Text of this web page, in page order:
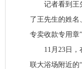
记者看到王先
了王先生的姓名
专卖收款专用章
11月23日，在
联大浴场附近的